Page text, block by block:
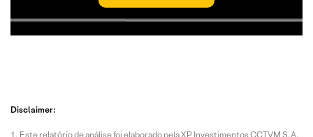
Disclaimer:
Este relatório de análise foi elaborado pela XP Investimentos CCTVM S.A.